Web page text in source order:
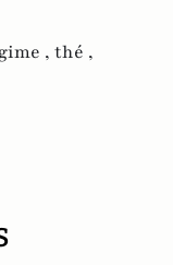
, thé ,